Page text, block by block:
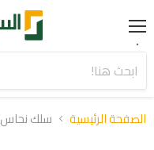
Menu
الصفحة الرئيسية سلك نحاس CU / PVC مجدول 3 مم مجدول 3 مم